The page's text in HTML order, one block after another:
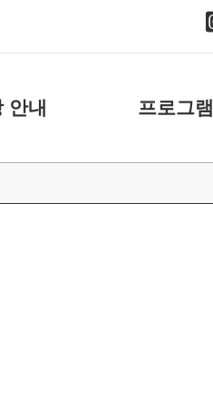
안내
안내
안내
프로그램
날짜별
장소별